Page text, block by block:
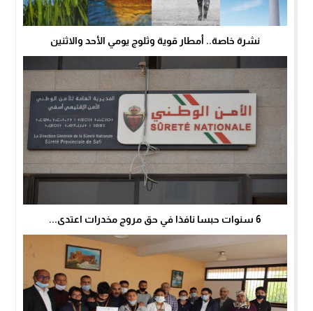
نشرة خاصة.. أمطار قوية وثلوج يومي الأحد والاثنين
6 سنوات حبسا نافذا في حق مروج مخدرات اعتدى...